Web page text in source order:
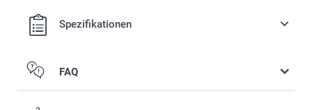
Spezifikationen
FAQ